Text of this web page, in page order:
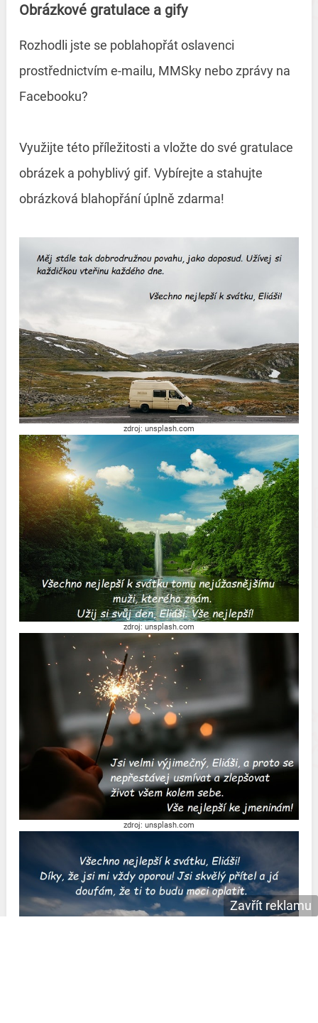
Obrázkové gratulace a gify
Rozhodli jste se poblahopřát oslavenci
prostřednictvím e-mailu, MMSky nebo zprávy na
Facebooku?
Využijte této příležitosti a vložte do své gratulace
obrázek a pohyblivý gif. Vybírejte a stahujte
obrázková blahopřání úplně zdarma!
zdroj: unsplash.com
zdroj: unsplash.com
zdroj: unsplash.com
Zavřít reklamu